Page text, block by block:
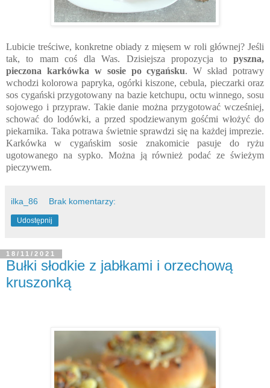
Lubicie treściwe, konkretne obiady z mięsem w roli głównej? Jeśli
tak, to mam coś dla Was. Dzisiejsza propozycja to pyszna,
pieczona karkówka w sosie po cygańsku. W skład potrawy
wchodzi kolorowa papryka, ogórki kiszone, cebula, pieczarki oraz
sos cygański przygotowany na bazie ketchupu, octu winnego, sosu
sojowego i przypraw. Takie danie można przygotować wcześniej,
schować do lodówki, a przed spodziewanym gośćmi włożyć do
piekarnika. Taka potrawa świetnie sprawdzi się na każdej imprezie.
Karkówka w cygańskim sosie znakomicie pasuje do ryżu
ugotowanego na sypko. Można ją również podać ze świeżym
pieczywem.
ilka_86 Brak komentarzy:
Udostępnij
18/11/2021
Bułki słodkie z jabłkami i orzechową
kruszonką